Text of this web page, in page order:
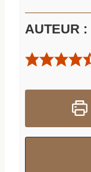
AUTEUR :